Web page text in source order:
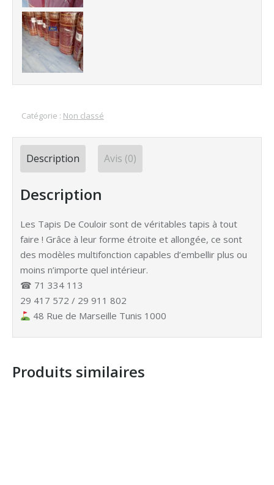
Catégorie : Non classé
Description Avis (0)
Description
Les Tapis De Couloir sont de véritables tapis à tout
faire ! Grâce à leur forme étroite et allongée, ce sont
des modèles multifonction capables d’embellir plus ou
moins n’importe quel intérieur.
☎ 71 334 113
29 417 572 / 29 911 802
48 Rue de Marseille Tunis 1000
Produits similaires